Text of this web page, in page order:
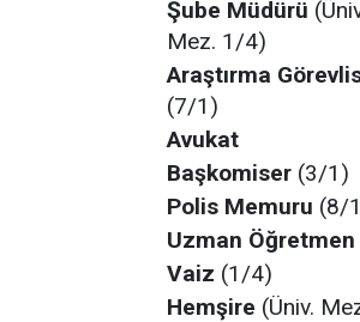
Şube Müdürü
Mez. 1/4)
Araştırma
(7/1)
Avukat
Başkomiser (3/1)
Polis Memuru (8/
Uzman Öğretmen
Vaiz (1/4)
Hemşire (Üniv.